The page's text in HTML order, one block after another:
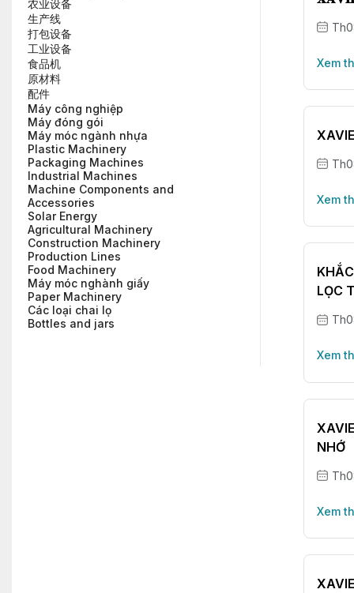
农业设备
生产线
打包设备
工业设备
食品机
原材料
配件
Máy công nghiệp
Máy đóng gói
Máy móc ngành nhựa
Plastic Machinery
Packaging Machines
Industrial Machines
Machine Components and
Accessories
Solar Energy
Agricultural Machinery
Construction Machinery
Production Lines
Food Machinery
Máy móc nghành giấy
Paper Machinery
Các loại chai lọ
Bottles and jars
Xem
Xem
LỌC
Xem
NHỚ
Xem